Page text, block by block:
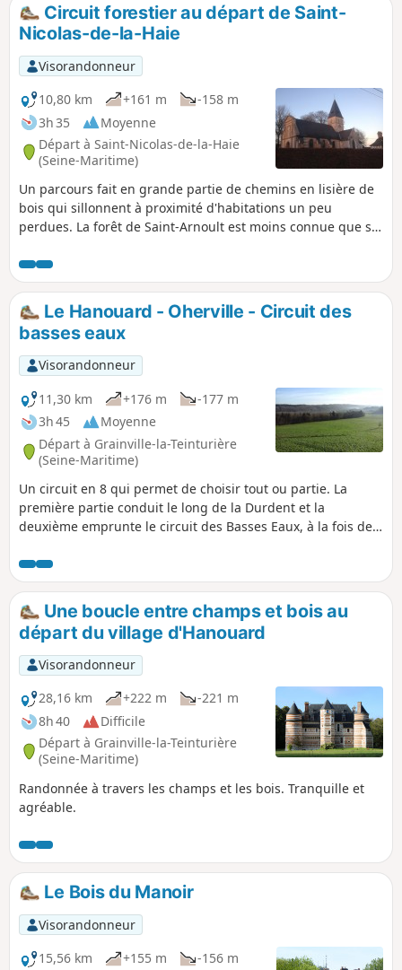
Circuit forestier au départ de Saint-
Nicolas-de-la-Haie
Visorandonneur
10,80 km
+161 m
-158 m
3h 35
Moyenne
Départ à Saint-Nicolas-de-la-Haie
(Seine-Maritime)
Un parcours fait en grande partie de chemins en lisière de
bois qui sillonnent à proximité d'habitations un peu
perdues. La forêt de Saint-Arnoult est moins connue que sa
Le Hanouard - Oherville - Circuit des
basses eaux
Visorandonneur
11,30 km
+176 m
-177 m
3h 45
Moyenne
Départ à Grainville-la-Teinturière
(Seine-Maritime)
Un circuit en 8 qui permet de choisir tout ou partie. La
première partie conduit le long de la Durdent et la
deuxième emprunte le circuit des Basses Eaux, à la fois de
enfants.
Une boucle entre champs et bois au
départ du village d'Hanouard
Visorandonneur
28,16 km
+222 m
-221 m
8h 40
Difficile
Départ à Grainville-la-Teinturière
(Seine-Maritime)
Randonnée à travers les champs et les bois. Tranquille et
agréable.
Le Bois du Manoir
Visorandonneur
15,56 km
+155 m
-156 m